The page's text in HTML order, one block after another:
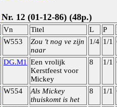
Nr. 12 (01-12-86) (48p.)
Vn Titel L P
W553
Zou 't nog ve zijn
naar
1/4 1/1
DG.M1
Een vrolijk
Kerstfeest voor
Mickey
8 1/1
W554
Als Mickey
thuiskomt is het
8 1/1